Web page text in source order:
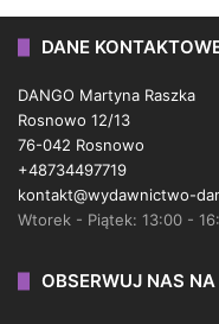
DANE
DANGO Martyna Raszka
Rosnowo 12/13
76-042 Rosnowo
+48734497719
kontakt@wydawnictwo-
Wtorek - Piątek: 13:00 -
OBSERWUJ NAS